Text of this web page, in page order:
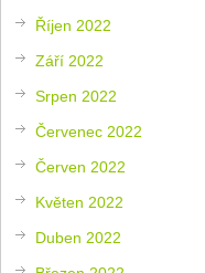
Říjen 2022
Září 2022
Srpen 2022
Červenec 2022
Červen 2022
Květen 2022
Duben 2022